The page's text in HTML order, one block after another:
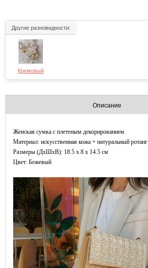
Другие разновидности:
Кремовый
Описание
Женская сумка с плетеным декорированием
Материал: искусственная кожа + натуральный ротанг
Размеры (ДxШхВ): 18.5 x 8 x 14.5 см
Цвет: Бежевый